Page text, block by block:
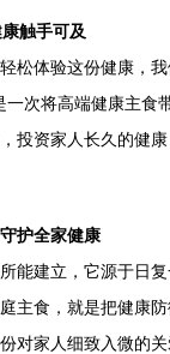
触手可及
松体验这份健康，
一次将高端健康主食
投资家人长久的健
护全家健康
能建立，它源于日
主食，就是把健康
对家人细致入微的